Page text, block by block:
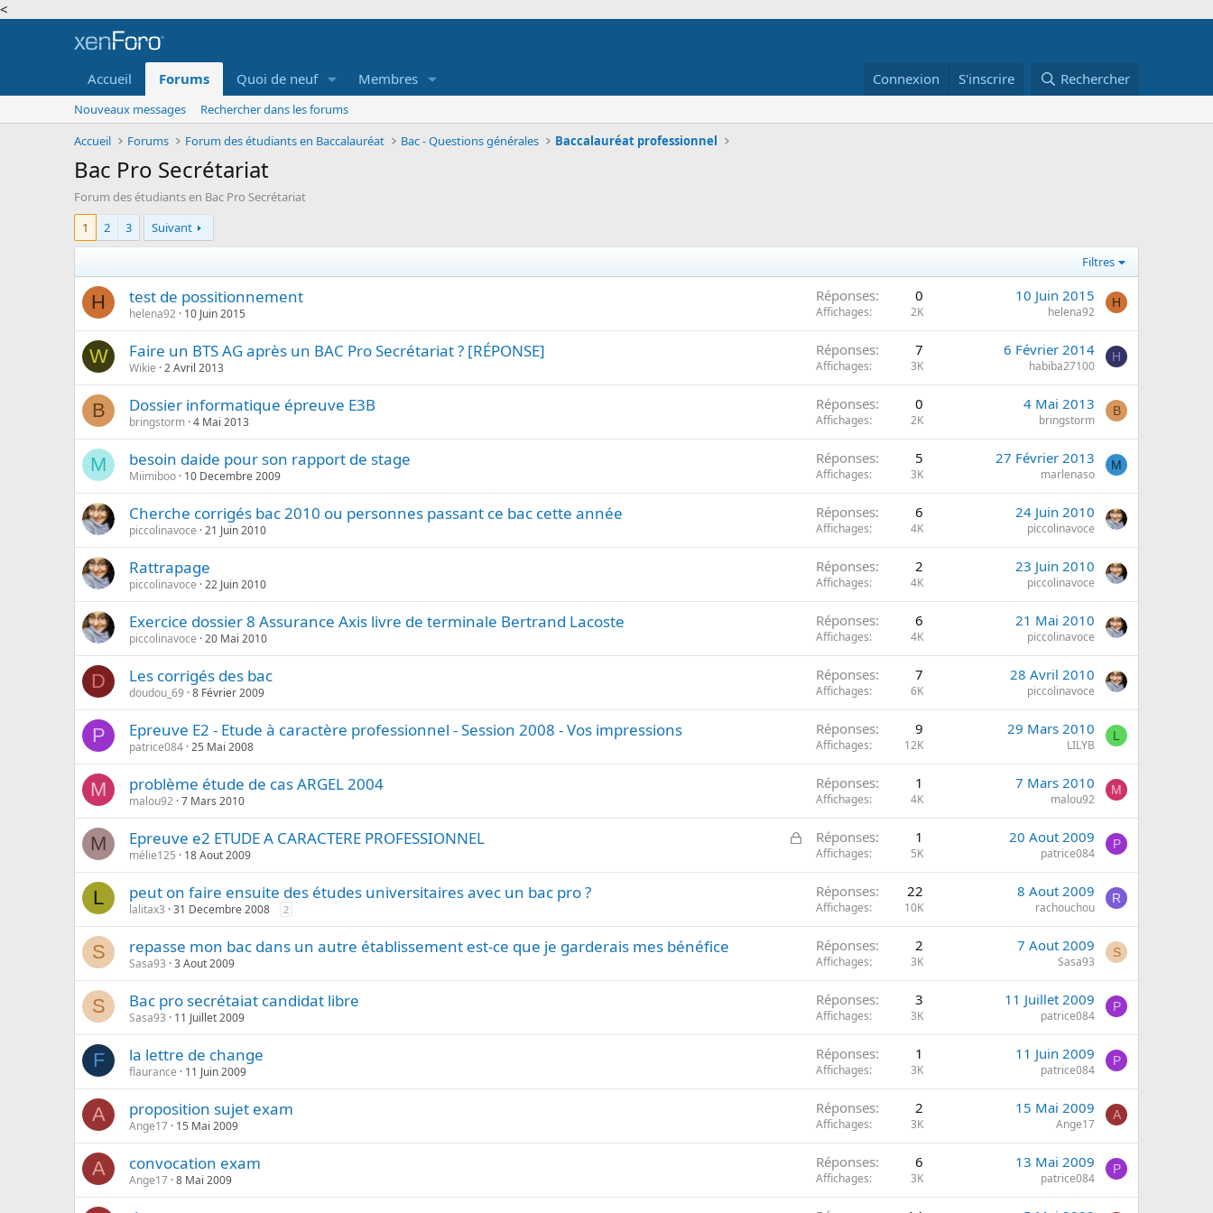
<
Accueil Forums Quoi de neuf Membres Connexion S'inscrire Rechercher
Nouveaux messages
Rechercher dans les forums
Accueil
Forums Forum des étudiants en Baccalauréat Bac - Questions générales Baccalauréat professionnel
Bac Pro Secrétariat
Forum des étudiants en Bac Pro Secrétariat
1
2 3 Suivant
Filtres
H test de possitionnement
helena92 10 Juin 2015
Réponses 0
Affichages 2K
10 Juin 2015
helena92
H
W Faire un BTS AG après un BAC Pro Secrétariat ? [RÉPONSE]
Wikie 2 Avril 2013
Réponses 7
Affichages 3K
6 Février 2014
habiba27100
H
B Dossier informatique épreuve E3B
bringstorm 4 Mai 2013
Réponses 0
Affichages 2K
4 Mai 2013
bringstorm
B
M besoin daide pour son rapport de stage
Miimiboo 10 Decembre 2009
Réponses 5
Affichages 3K
27 Février 2013
marlenaso
M
Cherche corrigés bac 2010 ou personnes passant ce bac cette année
piccolinavoce 21 Juin 2010
Réponses 6
Affichages 4K
24 Juin 2010
piccolinavoce
Rattrapage
piccolinavoce 22 Juin 2010
Réponses 2
Affichages 4K
23 Juin 2010
piccolinavoce
Exercice dossier 8 Assurance Axis livre de terminale Bertrand Lacoste
piccolinavoce 20 Mai 2010
Réponses 6
Affichages 4K
21 Mai 2010
piccolinavoce
D Les corrigés des bac
doudou_69 8 Février 2009
Réponses 7
Affichages 6K
28 Avril 2010
piccolinavoce
P Epreuve E2 - Etude à caractère professionnel - Session 2008 - Vos impressions
patrice084 25 Mai 2008
Réponses 9
Affichages 12K
29 Mars 2010
LILYB
L
M problème étude de cas ARGEL 2004
malou92 7 Mars 2010
Réponses 1
Affichages 4K
7 Mars 2010
malou92
M
M
B
o
é
Epreuve e2 ETUDE A CARACTERE PROFESSIONNEL
mélie125 18 Aout 2009
Réponses 1
Affichages 5K
20 Aout 2009
patrice084
P
L peut on faire ensuite des études universitaires avec un bac pro ?
lalitax3 31 Decembre 2008 2
Réponses 22
Affichages 10K
8 Aout 2009
rachouchou
R
S repasse mon bac dans un autre établissement est-ce que je garderais mes bénéfice
Sasa93 3 Aout 2009
Réponses 2
Affichages 3K
7 Aout 2009
Sasa93
S
S Bac pro secrétaiat candidat libre
Sasa93 11 Juillet 2009
Réponses 3
Affichages 3K
11 Juillet 2009
patrice084
P
F la lettre de change
flaurance 11 Juin 2009
Réponses 1
Affichages 3K
11 Juin 2009
patrice084
P
A proposition sujet exam
Ange17 15 Mai 2009
Réponses 2
Affichages 3K
15 Mai 2009
Ange17
A
A convocation exam
Ange17 8 Mai 2009
Réponses 6
Affichages 3K
13 Mai 2009
patrice084
P